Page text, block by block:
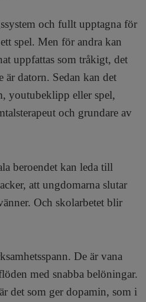
och fullt upptagna för
spel. Men för andra kan
uppfattas som tråkigt, det
är datorn. Sedan kan det
youtubeklipp eller spel,
och grundare av
beroendet kan leda till
att ungdomarna slutar
Och skolarbetet blir
De är vana
med snabba belöningar.
det som ger dopamin, som i